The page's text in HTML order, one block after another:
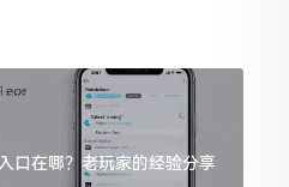
口在哪？老玩家的经验分享